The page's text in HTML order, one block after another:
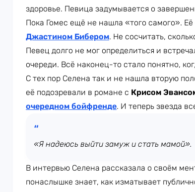
здоровье. Певица задумывается о
Пока Гомес ещё не нашла «того самого».
Джастином Бибером. Не сосчитать,
Певец долго не мог определиться и
очереди. Всё наконец-то стало понятно,
С тех пор Селена так и не нашла вторую
её подозревали в романе с Крисом
очередном бойфренде. И теперь звезда
«Я надеюсь выйти замуж и стать мамой».
В интервью Селена рассказала о своём
понаслышке знает, как изматывает